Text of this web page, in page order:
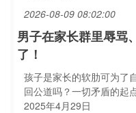
2026-08-09 08:02:00
男子在家长群里辱骂
了！
孩子是家长的软肋可为了
回公道吗？一切矛盾的起
2025年4月29日